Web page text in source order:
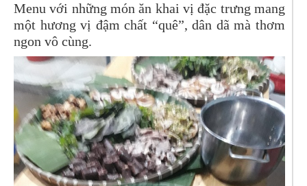
Menu với những món ăn khai vị đặc trưng mang
một hương vị đậm chất “quê”, dân dã mà thơm
ngon vô cùng.